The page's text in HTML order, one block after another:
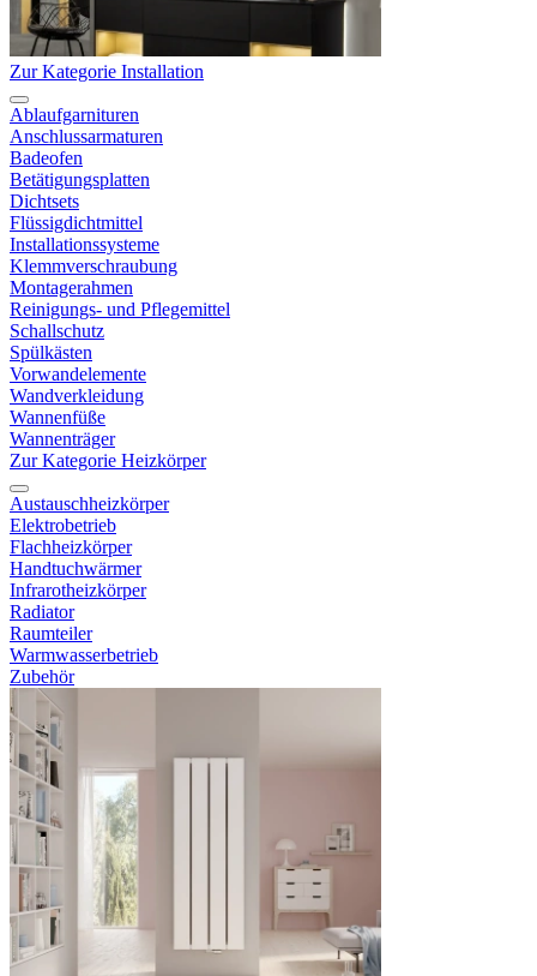
Zur Kategorie Installation
Ablaufgarnituren
Anschlussarmaturen
Badeofen
Betätigungsplatten
Dichtsets
Flüssigdichtmittel
Installationssysteme
Klemmverschraubung
Montagerahmen
Reinigungs- und Pflegemittel
Schallschutz
Spülkästen
Vorwandelemente
Wandverkleidung
Wannenfüße
Wannenträger
Zur Kategorie Heizkörper
Austauschheizkörper
Elektrobetrieb
Flachheizkörper
Handtuchwärmer
Infrarotheizkörper
Radiator
Raumteiler
Warmwasserbetrieb
Zubehör